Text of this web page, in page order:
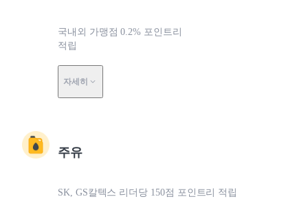
국내외 가맹점 0.2% 포인트리
적립
자세히
주유
SK, GS칼텍스 리더당 150점 포인트리 적립